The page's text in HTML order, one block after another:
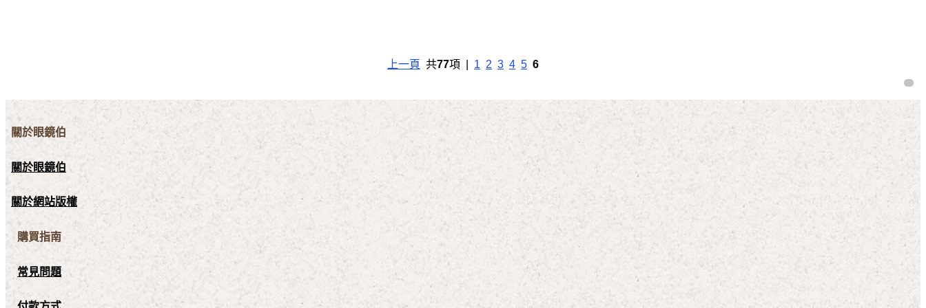
上一頁 共77項 | 1 2 3 4 5 6
關於眼鏡伯
關於眼鏡伯
關於網站版權
購買指南
常見問題